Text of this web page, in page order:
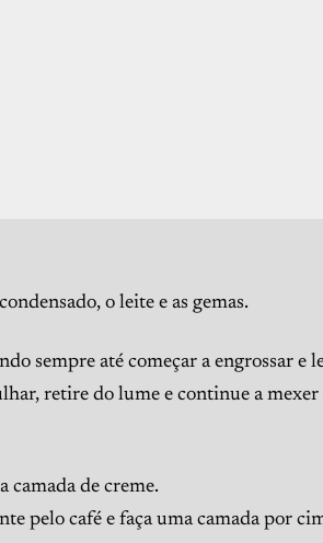
o leite e as gemas.
sempre até começar a engrossar e
retire do lume e continue a
camada de creme.
pelo café e faça uma camada por